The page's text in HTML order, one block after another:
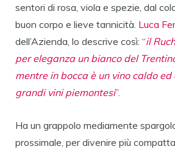
sentori di rosa, viola e spezie, dal
buon corpo e lieve tannicità. Luca
dell’Azienda, lo descrive così: “il
per eleganza un bianco del
mentre in bocca è un vino caldo
grandi vini piemontesi”
Ha un grappolo mediamente
prossimale, per divenire più